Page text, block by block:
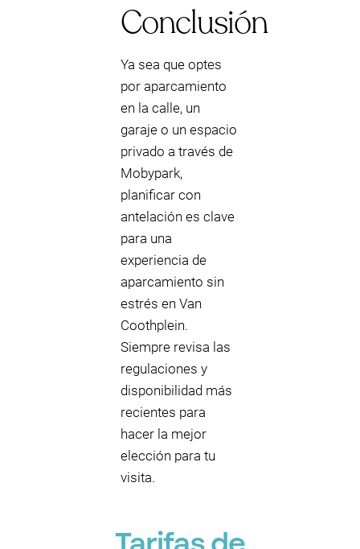
Conclusión
Ya sea que optes
por aparcamiento
en la calle, un
garaje o un espacio
privado a través de
Mobypark,
planificar con
antelación es clave
para una
experiencia de
aparcamiento sin
estrés en Van
Coothplein.
Siempre revisa las
regulaciones y
disponibilidad más
recientes para
hacer la mejor
elección para tu
visita.